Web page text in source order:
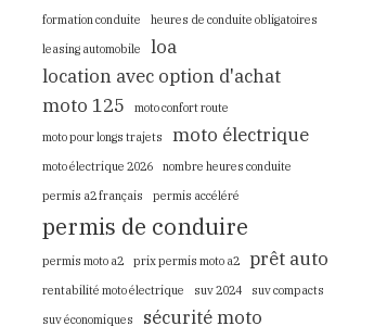
formation conduite
heures de conduite obligatoires
leasing automobile
loa
location avec option d'achat
moto 125
moto confort route
moto pour longs trajets
moto électrique
moto électrique 2026
nombre heures conduite
permis a2 français
permis accéléré
permis de conduire
permis moto a2 prix permis moto a2 prêt auto
rentabilité moto électrique suv 2024
suv compacts
suv économiques
sécurité moto